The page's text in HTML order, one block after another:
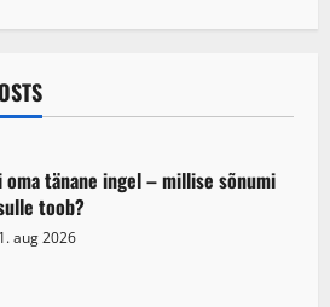
oma tänane ingel – millise sõnumi
toob?
1. aug 2026